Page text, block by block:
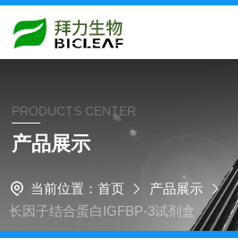
PRODUCTS CENTER
产品展示
当前位置： 首页 产品展示
长因子结合蛋白IGFBP-3试剂盒